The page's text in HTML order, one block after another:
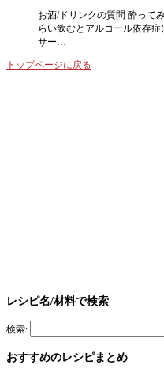
お酒/ドリンクの質問 酔って
らい飲むとアルコール依存
サー…
トップページに戻る
レシピ名/材料で検索
検索:
おすすめのレシピまとめ